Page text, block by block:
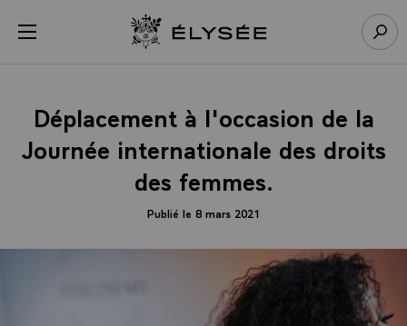
menu Retour à l’accueil Élysée
Déplacement à l'occasion de la
Journée internationale des droits
des femmes.
Publié le 8 mars 2021
Panneau de gestion des cookies